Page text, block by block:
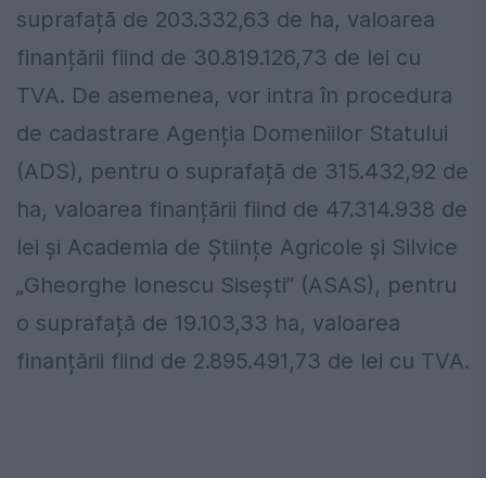
suprafață de 203.332,63 de ha, valoarea
finanțării fiind de 30.819.126,73 de lei cu
TVA. De asemenea, vor intra în procedura
de cadastrare Agenția Domeniilor Statului
(ADS), pentru o suprafață de 315.432,92 de
ha, valoarea finanțării fiind de 47.314.938 de
lei și Academia de Științe Agricole și Silvice
„Gheorghe Ionescu Sisești” (ASAS), pentru
o suprafață de 19.103,33 ha, valoarea
finanțării fiind de 2.895.491,73 de lei cu TVA.